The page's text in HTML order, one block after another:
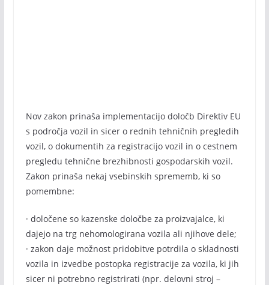
Nov zakon prinaša implementacijo določb Direktiv EU
s področja vozil in sicer o rednih tehničnih pregledih
vozil, o dokumentih za registracijo vozil in o cestnem
pregledu tehnične brezhibnosti gospodarskih vozil.
Zakon prinaša nekaj vsebinskih sprememb, ki so
pomembne:
· določene so kazenske določbe za proizvajalce, ki
dajejo na trg nehomologirana vozila ali njihove dele;
· zakon daje možnost pridobitve potrdila o skladnosti
vozila in izvedbe postopka registracije za vozila, ki jih
sicer ni potrebno registrirati (npr. delovni stroj –